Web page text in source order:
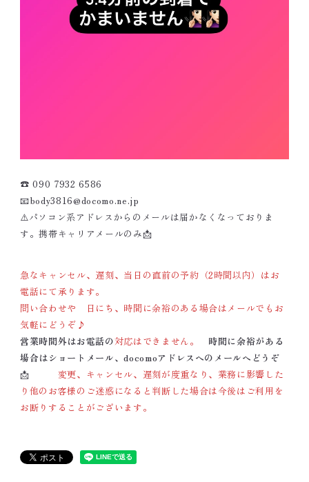
☎️ 090 7932 6586
📧body3816@docomo.ne.jp
⚠️パソコン系アドレスからのメールは届かなくなっておりま
す。携帯キャリアメールのみ📩
急なキャンセル、遅刻、当日の直前の予約（2時間以内）はお
電話にて承ります。
問い合わせや 日にち、時間に余裕のある場合はメールでもお
気軽にどうぞ♪
営業時間外はお電話の対応はできません。 時間に余裕がある
場合はショートメール、docomoアドレスへのメールへどうぞ
📩 変更、キャンセル、遅刻が度重なり、業務に影響した
り他のお客様のご迷惑になると判断した場合は今後はご利用を
お断りすることがございます。